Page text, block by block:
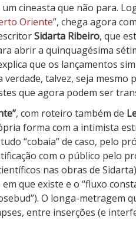
um cineasta que não para.
Oriente”, chega agora com
Sidarta Ribeiro, que
abrir a quinquagésima
que os lançamentos
verdade, talvez, seja
que agora podem ser
, com roteiro também de
forma com a intimista
“cobaia” de caso, pelo
com o público pelo
nas obras de
que existe e o “fluxo
O longa-metragem
entre inserções (e